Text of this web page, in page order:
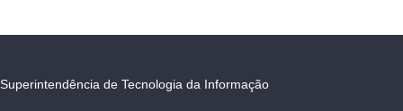
Superintendência de Tecnologia da Informação